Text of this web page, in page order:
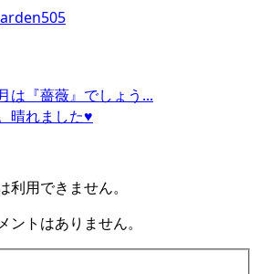
は『薔薇』でしょう...
晴れました♥
利用できません。
ントはありません。